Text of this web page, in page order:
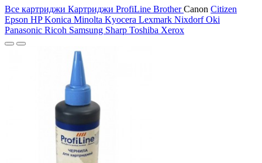
Все картриджи Картриджи ProfiLine BrotherCanon Citizen
Epson HPKonica Minolta Kyocera Lexmark NixdorfOki
Panasonic Ricoh Samsung Sharp Toshiba Xerox